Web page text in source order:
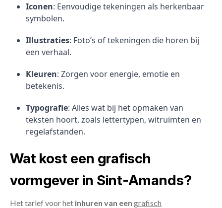
Iconen: Eenvoudige tekeningen als herkenbaar
symbolen.
Illustraties: Foto’s of tekeningen die horen bij
een verhaal.
Kleuren: Zorgen voor energie, emotie en
betekenis.
Typografie: Alles wat bij het opmaken van
teksten hoort, zoals lettertypen, witruimten en
regelafstanden.
Wat kost een grafisch
vormgever in Sint-Amands?
Het tarief voor het inhuren van een grafisch